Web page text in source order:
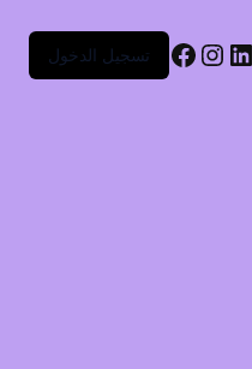
تسجيل الدخول